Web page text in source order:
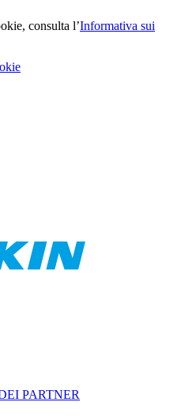
consulta l’Informativa sui
PARTNER